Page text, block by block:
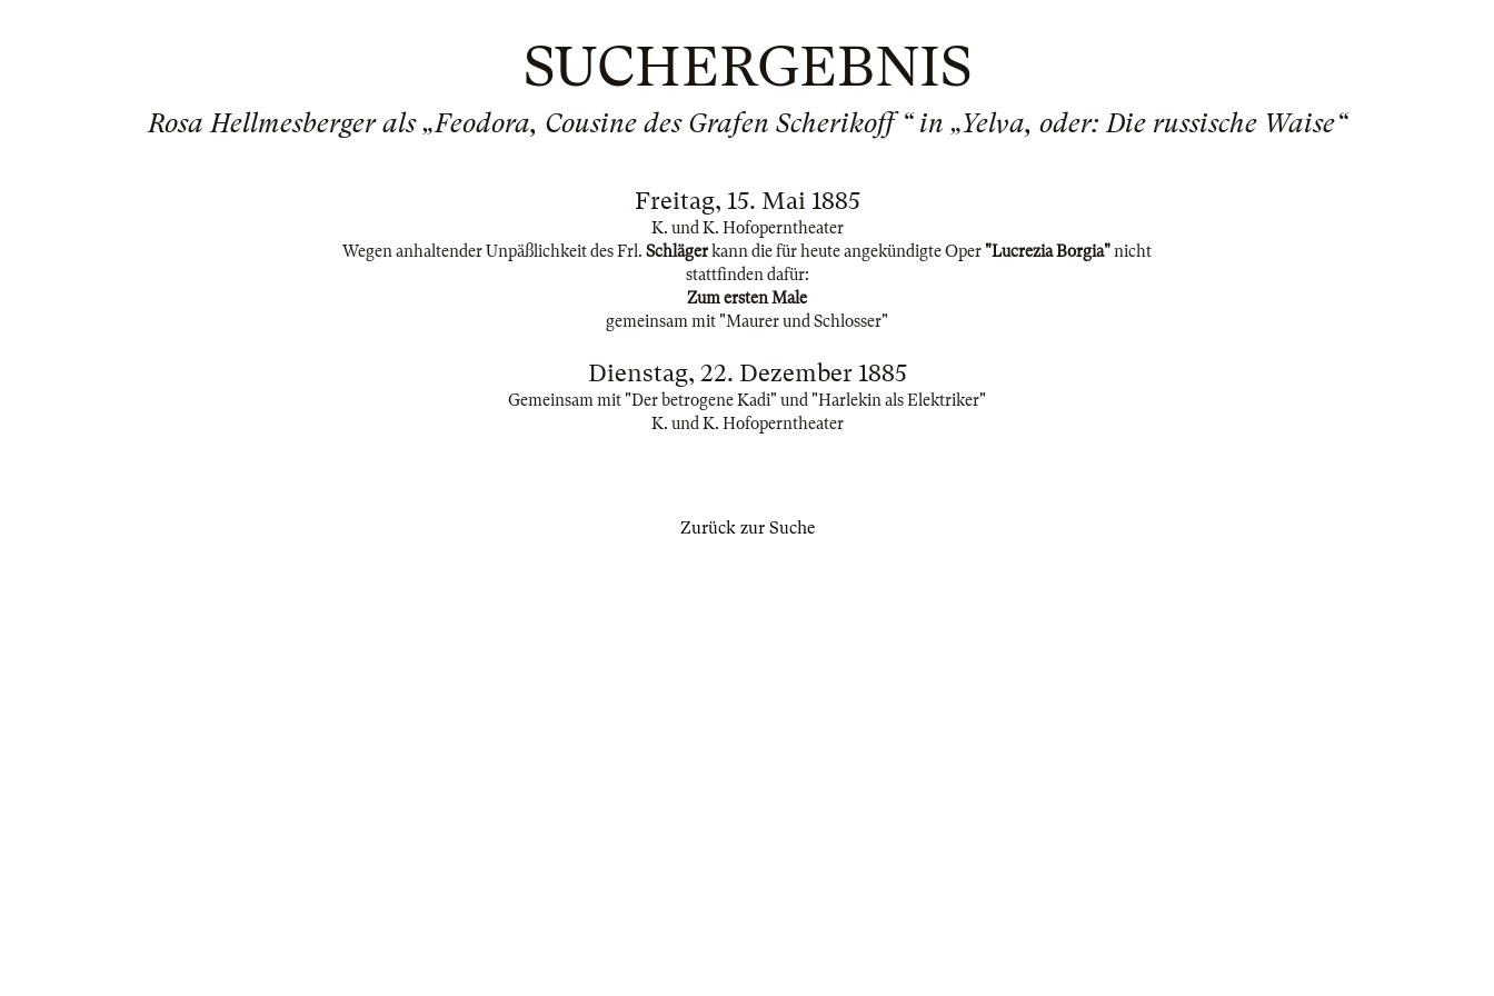
SUCHERGEBNIS
Rosa Hellmesberger als „Feodora, Cousine des Grafen Scherikoff “ in „Yelva, oder: Die russische Waise“
Freitag, 15. Mai 1885
K. und K. Hofoperntheater
Wegen anhaltender Unpäßlichkeit des Frl. Schläger kann die für heute angekündigte Oper "Lucrezia Borgia"nicht
stattfinden dafür:
Zum ersten Male
gemeinsam mit "Maurer und Schlosser"
Dienstag, 22. Dezember 1885
Gemeinsam mit "Der betrogene Kadi" und "Harlekin als Elektriker"
K. und K. Hofoperntheater
Zurück zur Suche